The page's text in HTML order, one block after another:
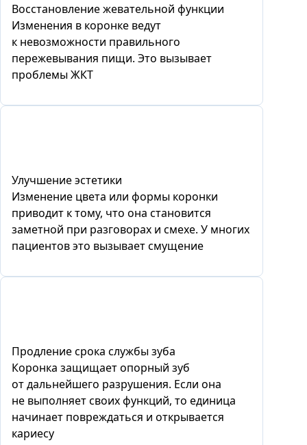
Восстановление жевательной функции
Изменения в коронке ведут
к невозможности правильного
пережевывания пищи. Это вызывает
проблемы ЖКТ
Улучшение эстетики
Изменение цвета или формы коронки
приводит к тому, что она становится
заметной при разговорах и смехе. У многих
пациентов это вызывает смущение
Продление срока службы зуба
Коронка защищает опорный зуб
от дальнейшего разрушения. Если она
не выполняет своих функций, то единица
начинает повреждаться и открывается
кариесу